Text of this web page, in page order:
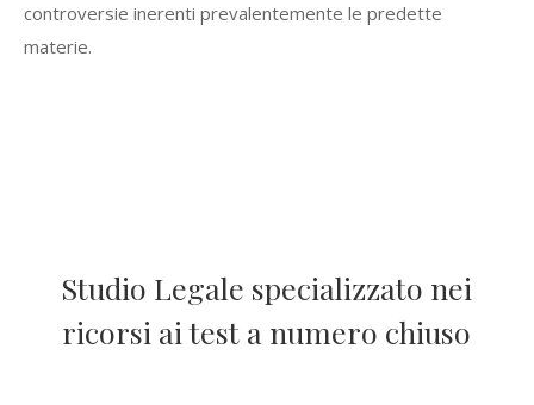
controversie inerenti prevalentemente le predette
materie.
Studio Legale specializzato nei
ricorsi ai test a numero chiuso